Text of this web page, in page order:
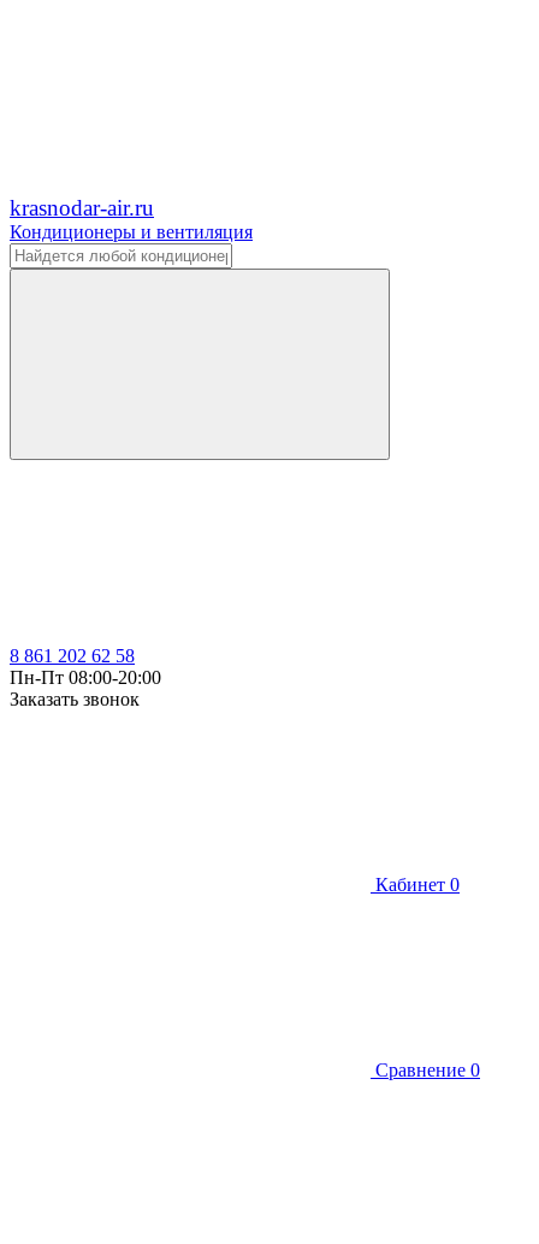
krasnodar-air.ru
Кондиционеры и вентиляция
8 861 202 62 58
Пн-Пт 08:00-20:00
Заказать звонок
Кабинет 0
Сравнение 0